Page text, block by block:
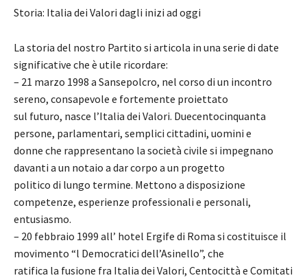
Storia: Italia dei Valori dagli inizi ad oggi
La storia del nostro Partito si articola in una serie di date
significative che è utile ricordare:
– 21 marzo 1998 a Sansepolcro, nel corso di un incontro
sereno, consapevole e fortemente proiettato
sul futuro, nasce l’Italia dei Valori. Duecentocinquanta
persone, parlamentari, semplici cittadini, uomini e
donne che rappresentano la società civile si impegnano
davanti a un notaio a dar corpo a un progetto
politico di lungo termine. Mettono a disposizione
competenze, esperienze professionali e personali,
entusiasmo.
– 20 febbraio 1999 all’ hotel Ergife di Roma si costituisce il
movimento “l Democratici dell’Asinello”, che
ratifica la fusione fra Italia dei Valori, Centocittà e Comitati